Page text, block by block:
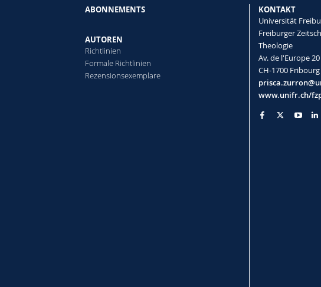
ABONNEMENTS
AUTOREN
Richtlinien
Formale Richtlinien
Rezensionsexemplare
KONTAKT
Universität
Freiburger
Theologie
Av. de l'Europe 20
CH-1700 Fribourg
www.unifr.ch/